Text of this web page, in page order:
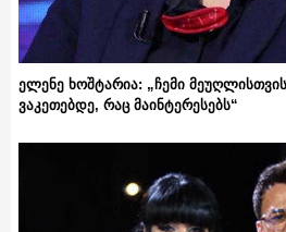
ელენე ხოშტარია: „ჩემი
ვაკეთებდე, რაც მაინტერესებს“